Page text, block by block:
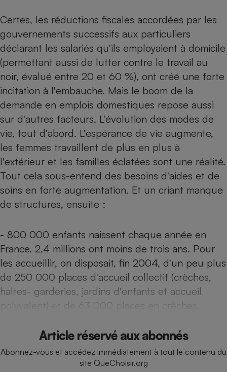
Certes, les réductions fiscales accordées par les
gouvernements successifs aux particuliers
déclarant les salariés qu'ils employaient à domicile
(permettant aussi de lutter contre le travail au
noir, évalué entre 20 et 60 %), ont créé une forte
incitation à l'embauche. Mais le boom de la
demande en emplois domestiques repose aussi
sur d'autres facteurs. L'évolution des modes de
vie, tout d'abord. L'espérance de vie augmente,
les femmes travaillent de plus en plus à
l'extérieur et les familles éclatées sont une réalité.
Tout cela sous-entend des besoins d'aides et de
soins en forte augmentation. Et un criant manque
de structures, ensuite :
- 800 000 enfants naissent chaque année en
France. 2,4 millions ont moins de trois ans. Pour
les accueillir, on disposait, fin 2004, d'un peu plus
de 250 000 places d'accueil collectif (crèches,
haltes- garderies, jardins d'enfants et accueil
polyvalent) et de 63 000 places en crèches
Article réservé aux abonnés
Abonnez-vous et accédez immédiatement à tout le contenu du
site QueChoisir.org
bouteille
Assurance emprunteur
Banque
Lave-linge
induction
Climatiseur -
Téléviseur
Matelas
Radiateur électrique
Climatiseur -
Ventilateur
Mutuelle
Antimoustique